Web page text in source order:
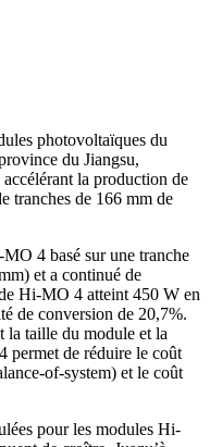
photovoltaïques du
du Jiangsu,
la production de
tranches de 166 mm de
4 basé sur une tranche
et a continué de
Hi-MO 4 atteint 450 W en
de conversion de 20,7%.
la taille du module et la
permet de réduire le coût
of-system) et le coût
pour les modules Hi-